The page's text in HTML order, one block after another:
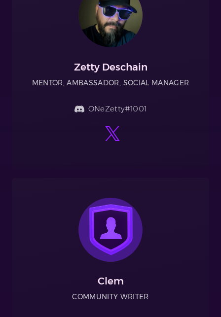
Zetty Deschain
MENTOR, AMBASSADOR, SOCIAL MANAGER
ONeZetty#1001
Clem
COMMUNITY WRITER